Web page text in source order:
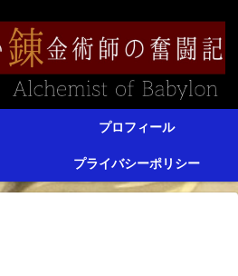
プロフィール
プライバシーポリシー